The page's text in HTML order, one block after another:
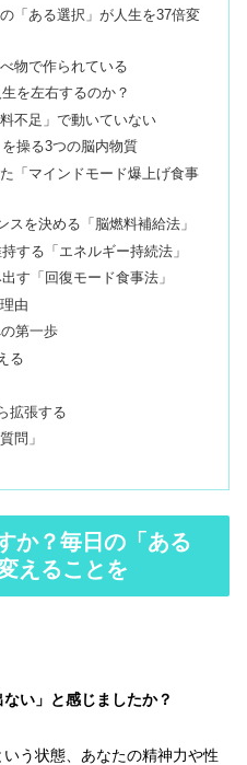
「ある選択」が人生を37倍変
物で作られている
を左右するのか？
不足」で動いていない
操る3つの脳内物質
「マインドモード爆上げ食事
スを決める「脳燃料補給法」
する「エネルギー持続法」
す「回復モード食事法」
由
第一歩
る
拡張する
問」
か？毎日の「ある
えることを
い」と感じましたか？
う状態、あなたの精神力や性